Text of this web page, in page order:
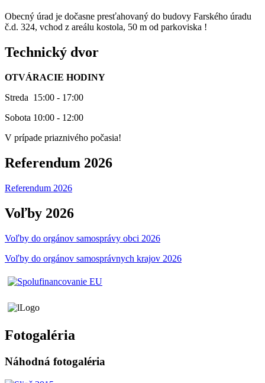
Obecný úrad je dočasne presťahovaný do budovy Farského úradu
č.d. 324, vchod z areálu kostola, 50 m od parkoviska !
Technický dvor
OTVÁRACIE HODINY
Streda 15:00 - 17:00
Sobota 10:00 - 12:00
V prípade priaznivého počasia!
Referendum 2026
Referendum 2026
Voľby 2026
Voľby do orgánov samosprávy obci 2026
Voľby do orgánov samosprávnych krajov 2026
Fotogaléria
Náhodná fotogaléria